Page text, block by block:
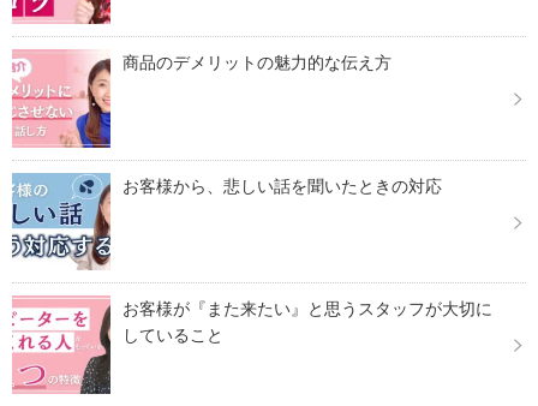
商品のデメリットの魅力的な伝え方
お客様から、悲しい話を聞いたときの対応
お客様が『また来たい』と思うスタッフが大切に
していること